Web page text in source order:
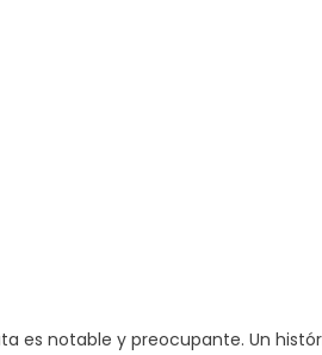
es notable y preocupante. Un